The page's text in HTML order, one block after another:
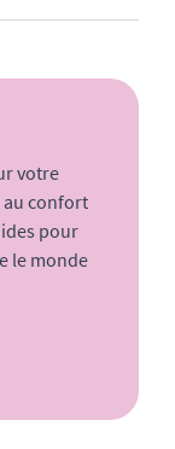
votre
au confort
pour
le monde